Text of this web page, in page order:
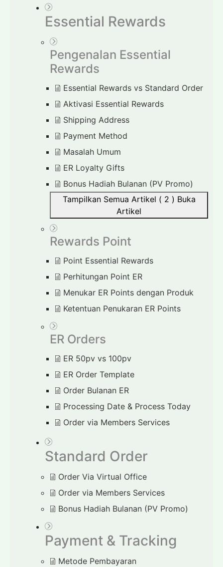
Essential Rewards
Pengenalan Essential
Rewards
Essential Rewards vs Standard Order
Aktivasi Essential Rewards
Shipping Address
Payment Method
Masalah Umum
ER Loyalty Gifts
Bonus Hadiah Bulanan (PV Promo)
Tampilkan Semua Artikel ( 2 ) Buka
Artikel
Rewards Point
Point Essential Rewards
Perhitungan Point ER
Menukar ER Points dengan Produk
Ketentuan Penukaran ER Points
ER Orders
ER 50pv vs 100pv
ER Order Template
Order Bulanan ER
Processing Date & Process Today
Order via Members Services
Standard Order
Order Via Virtual Office
Order via Members Services
Bonus Hadiah Bulanan (PV Promo)
Payment & Tracking
Metode Pembayaran